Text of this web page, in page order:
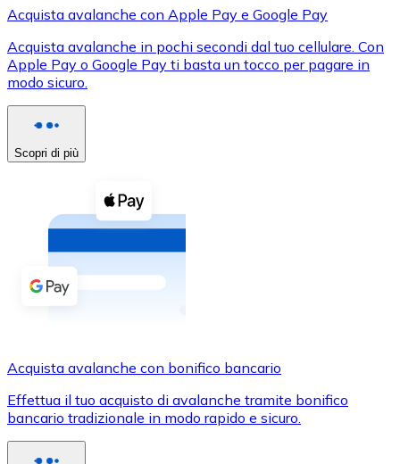
XRP
XRP
Vedi tutto
Buoni cripto
Acquista criptovalute in contanti e altri mezzi di
Acquista con contanti
Bonifico SEPA
Usa le carte Visa e Mastercard per acquistare
Acquista con carta
Acquista avalanche con Apple Pay e Google Pay
Acquista avalanche in pochi secondi dal tuo cellulare. Con
Apple Pay o Google Pay ti basta un tocco per pagare in
modo sicuro.
Scopri di più
Acquista avalanche con bonifico bancario
Effettua il tuo acquisto di avalanche tramite bonifico
bancario tradizionale in modo rapido e sicuro.